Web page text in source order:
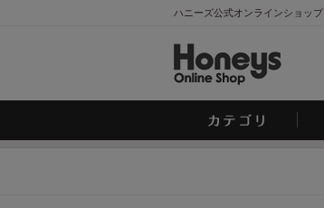
ハニーズ公式オンラインショップ